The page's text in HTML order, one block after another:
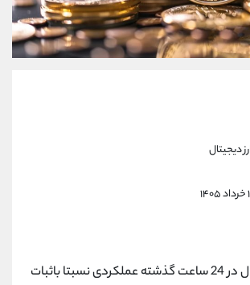
دیجیتال
بازار ارزهای دیجیتال در 24 ساعت گذشته عملکردی نسبتا باثبات
09304891085
شروع گفتگو
@Armteam_admin_103
021-22021030